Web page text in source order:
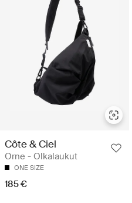
Côte & Ciel
Orne - Olkalaukut
ONE SIZE
185 €